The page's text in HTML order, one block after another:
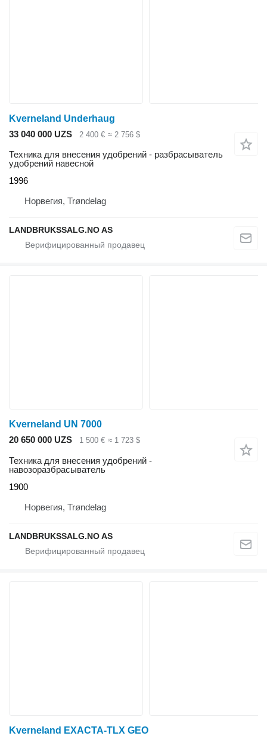
Kverneland Underhaug
33 040 000 UZS
2 400 € ≈ 2 756 $
Техника для внесения удобрений - разбрасыватель
удобрений навесной
1996
Норвегия, Trøndelag
LANDBRUKSSALG.NO AS
Kverneland UN 7000
20 650 000 UZS
1 500 € ≈ 1 723 $
Техника для внесения удобрений -
навозоразбрасыватель
1900
Норвегия, Trøndelag
LANDBRUKSSALG.NO AS
Kverneland EXACTA-TLX GEO